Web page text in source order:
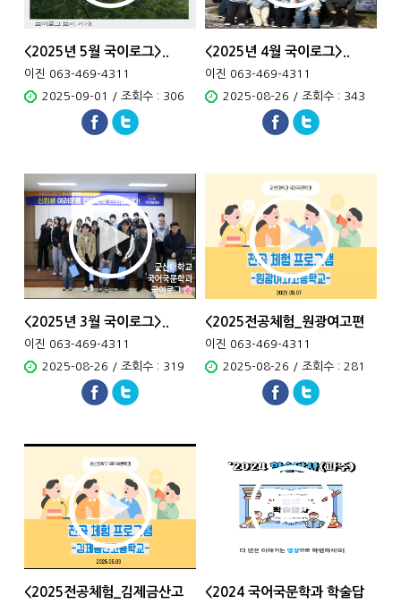
<2025년 5월 국이로그>..
이진 063-469-4311
2025-09-01 / 조회수 : 306
<2025년 4월 국이로그>..
이진 063-469-4311
2025-08-26 / 조회수 : 343
<2025년 3월 국이로그>..
이진 063-469-4311
2025-08-26 / 조회수 : 319
<2025전공체험_원광여고편
&g..
이진 063-469-4311
2025-08-26 / 조회수 : 281
<2025전공체험_김제금산고
<2024 국어국문학과 학술답